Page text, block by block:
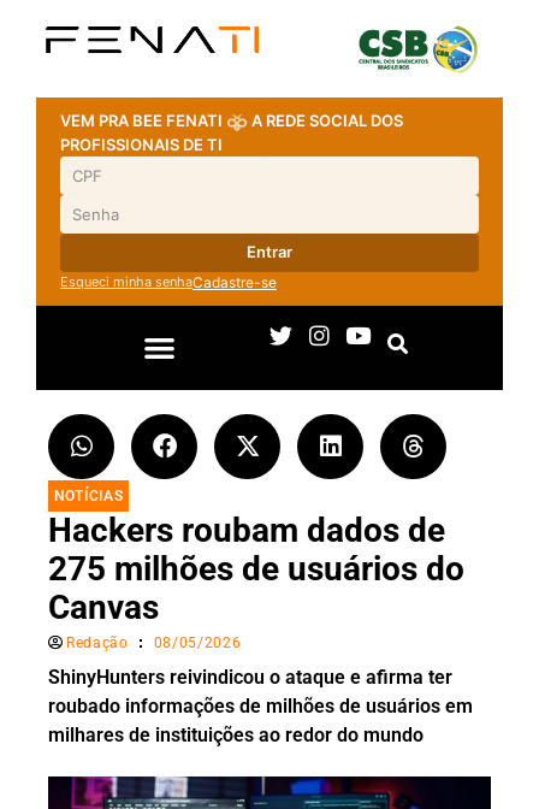
VEM PRA BEE FENATI
A REDE SOCIAL DOS
PROFISSIONAIS DE TI
Entrar
Esqueci minha senhaCadastre-se
NOTÍCIAS
Hackers roubam dados de
275 milhões de usuários do
Canvas
Redação 08/05/2026
ShinyHunters reivindicou o ataque e afirma ter
roubado informações de milhões de usuários em
milhares de instituições ao redor do mundo